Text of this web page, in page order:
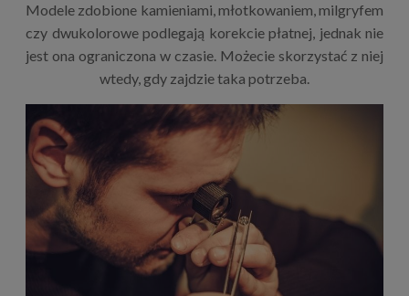
Modele zdobione kamieniami, młotkowaniem, milgryfem
czy dwukolorowe podlegają korekcie płatnej, jednak nie
jest ona ograniczona w czasie. Możecie skorzystać z niej
wtedy, gdy zajdzie taka potrzeba.